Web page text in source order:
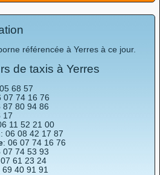
référencée à Yerres à ce jour.
de taxis à Yerres
68 57
07 74 16 76
87 80 94 86
17
11 52 21 00
: 06 08 42 17 87
: 06 07 74 16 76
07 74 53 93
61 23 24
69 40 91 91